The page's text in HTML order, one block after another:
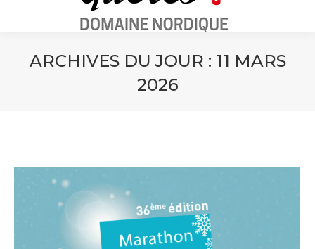
ARCHIVES DU JOUR : 11 MARS
2026